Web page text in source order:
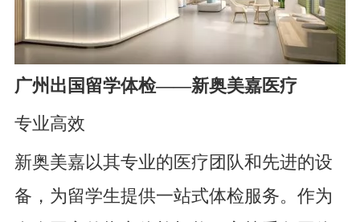
广州出国留学体检——新奥美嘉医疗
专业高效
新奥美嘉以其专业的医疗团队和先进的设
备，为留学生提供一站式体检服务。作为